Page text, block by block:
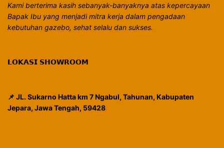
Kami berterima kasih sebanyak-banyaknya atas kepercayaan
Bapak Ibu yang menjadi mitra kerja dalam pengadaan
kebutuhan gazebo, sehat selalu dan sukses.
𝗟𝗢𝗞𝗔𝗦𝗜 𝗦𝗛𝗢𝗪𝗥𝗢𝗢𝗠
📌 JL. Sukarno Hatta km 7 Ngabul, Tahunan, Kabupaten
Jepara, Jawa Tengah, 59428